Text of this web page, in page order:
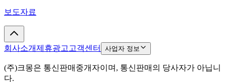
보도자료
회사소개제휴광고 고객센터 사업자 정보
(주)크몽은 통신판매중개자이며, 통신판매의 당사자가 아닙니
다.